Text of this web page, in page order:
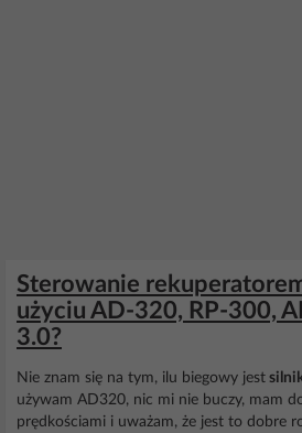
Sterowanie
użyciu AD-320, RP-300,
3.0?
Nie znam się na tym, ilu biegowy jest
używam AD320, nic mi nie buczy, mam
prędkościami i uważam, że jest to dobre